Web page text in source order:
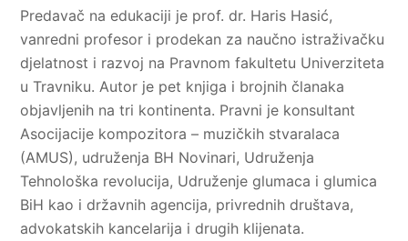
Predavač na edukaciji je prof. dr. Haris Hasić,
vanredni profesor i prodekan za naučno istraživačku
djelatnost i razvoj na Pravnom fakultetu Univerziteta
u Travniku. Autor je pet knjiga i brojnih članaka
objavljenih na tri kontinenta. Pravni je konsultant
Asocijacije kompozitora – muzičkih stvaralaca
(AMUS), udruženja BH Novinari, Udruženja
Tehnološka revolucija, Udruženje glumaca i glumica
BiH kao i državnih agencija, privrednih društava,
advokatskih kancelarija i drugih klijenata.